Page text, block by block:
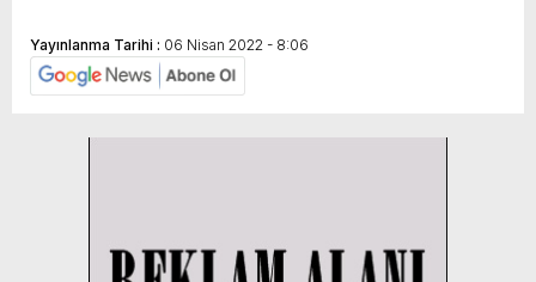
Yayınlanma Tarihi : 06 Nisan 2022 - 8:06